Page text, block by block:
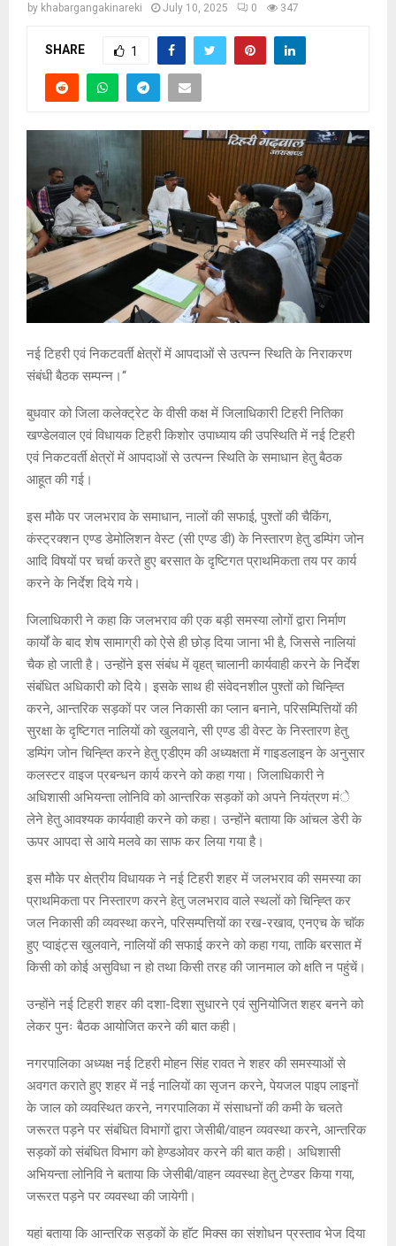
by khabargangakinareki July 10, 2025 0 347
SHARE 1
नई टिहरी एवं निकटवर्ती क्षेत्रों में आपदाओं से उत्पन्न स्थिति के निराकरण
संबंधी बैठक सम्पन्न।‘‘
बुधवार को जिला कलेक्ट्रेट के वीसी कक्ष में जिलाधिकारी टिहरी नितिका
खण्डेलवाल एवं विधायक टिहरी किशोर उपाध्याय की उपस्थिति में नई टिहरी
एवं निकटवर्ती क्षेत्रों में आपदाओं से उत्पन्न स्थिति के समाधान हेतु बैठक
आहूत की गई।
इस मौके पर जलभराव के समाधान, नालों की सफाई, पुश्तों की चैकिंग,
कंस्ट्रक्शन एण्ड डेमोलिशन वेस्ट (सी एण्ड डी) के निस्तारण हेतु डम्पिंग जोन
आदि विषयों पर चर्चा करते हुए बरसात के दृष्टिगत प्राथमिकता तय पर कार्य
करने के निर्देश दिये गये।
जिलाधिकारी ने कहा कि जलभराव की एक बड़ी समस्या लोगों द्वारा निर्माण
कार्यों के बाद शेष सामाग्री को ऐसे ही छोड़ दिया जाना भी है, जिससे नालियां
चैक हो जाती है। उन्होंने इस संबंध में वृहत् चालानी कार्यवाही करने के निर्देश
संबंधित अधिकारी को दिये। इसके साथ ही संवेदनशील पुश्तों को चिन्ह्ति
करने, आन्तरिक सड़कों पर जल निकासी का प्लान बनाने, परिसम्पित्तियों की
सुरक्षा के दृष्टिगत नालियों को खुलवाने, सी एण्ड डी वेस्ट के निस्तारण हेतु
डम्पिंग जोन चिन्ह्ति करने हेतु एडीएम की अध्यक्षता में गाइडलाइन के अनुसार
कलस्टर वाइज प्रबन्धन कार्य करने को कहा गया। जिलाधिकारी ने
अधिशासी अभियन्ता लोनिवि को आन्तरिक सड़कों को अपने नियंत्रण मंे
लेने हेतु आवश्यक कार्यवाही करने को कहा। उन्होंने बताया कि आंचल डेरी के
ऊपर आपदा से आये मलवे का साफ कर लिया गया है।
इस मौके पर क्षेत्रीय विधायक ने नई टिहरी शहर में जलभराव की समस्या का
प्राथमिकता पर निस्तारण करने हेतु जलभराव वाले स्थलों को चिन्ह्ति कर
जल निकासी की व्यवस्था करने, परिसम्पत्तियों का रख-रखाव, एनएच के चाॅक
हुए प्वाइंट्स खुलवाने, नालियों की सफाई करने को कहा गया, ताकि बरसात में
किसी को कोई असुविधा न हो तथा किसी तरह की जानमाल को क्षति न पहुंचें।
उन्होंने नई टिहरी शहर की दशा-दिशा सुधारने एवं सुनियोजित शहर बनने को
लेकर पुनः बैठक आयोजित करने की बात कही।
नगरपालिका अध्यक्ष नई टिहरी मोहन सिंह रावत ने शहर की समस्याओं से
अवगत कराते हुए शहर में नई नालियों का सृजन करने, पेयजल पाइप लाइनों
के जाल को व्यवस्थित करने, नगरपालिका में संसाधनों की कमी के चलते
जरूरत पड़ने पर संबंधित विभागों द्वारा जेसीबी/वाहन व्यवस्था करने, आन्तरिक
सड़कों को संबंधित विभाग को हेण्डओवर करने की बात कही। अधिशासी
अभियन्ता लोनिवि ने बताया कि जेसीबी/वाहन व्यवस्था हेतु टेण्डर किया गया,
जरूरत पड़ने पर व्यवस्था की जायेगी।
यहां बताया कि आन्तरिक सड़कों के हाॅट मिक्स का संशोधन प्रस्ताव भेज दिया